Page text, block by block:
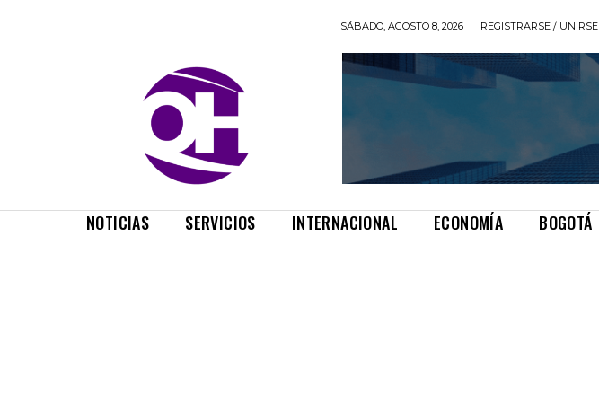
SÁBADO, AGOSTO 8, 2026 REGISTRARSE / UNIRSE
NOTICIAS SERVICIOS INTERNACIONAL ECONOMÍA BOGOTÁ